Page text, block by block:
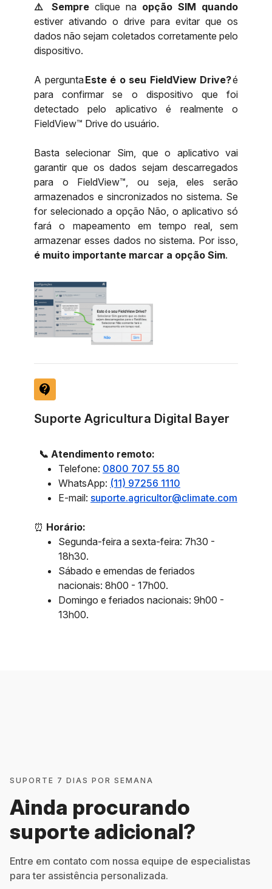
⚠️ Sempre clique na opção SIM quando
estiver ativando o drive para evitar que os
dados não sejam coletados corretamente pelo
dispositivo.
A perguntaEste é o seu FieldView Drive?é
para confirmar se o dispositivo que foi
detectado pelo aplicativo é realmente o
FieldView™ Drive do usuário.
Basta selecionar Sim, que o aplicativo vai
garantir que os dados sejam descarregados
para o FieldView™, ou seja, eles serão
armazenados e sincronizados no sistema. Se
for selecionado a opção Não, o aplicativo só
fará o mapeamento em tempo real, sem
armazenar esses dados no sistema. Por isso,
é muito importante marcar a opção Sim.
contact_support
Suporte Agricultura Digital Bayer
📞 Atendimento remoto:
Telefone: 0800 707 55 80
WhatsApp: (11) 97256 1110
E-mail: suporte.agricultor@climate.com
⏰ Horário:
Segunda-feira a sexta-feira: 7h30 -
18h30.
Sábado e emendas de feriados
nacionais: 8h00 - 17h00.
Domingo e feriados nacionais: 9h00 -
13h00.
SUPORTE 7 DIAS POR SEMANA
Ainda procurando
suporte adicional?
Entre em contato com nossa equipe de especialistas
para ter assistência personalizada.